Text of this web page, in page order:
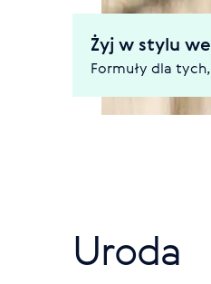
Żyj w stylu
Formuły dla
Uroda